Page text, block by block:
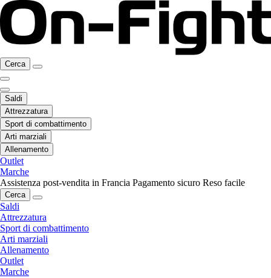
Cerca
Saldi
Attrezzatura
Sport di combattimento
Arti marziali
Allenamento
Outlet
Marche
Assistenza post-vendita in Francia Pagamento sicuro Reso facile
Cerca
Saldi
Attrezzatura
Sport di combattimento
Arti marziali
Allenamento
Outlet
Marche